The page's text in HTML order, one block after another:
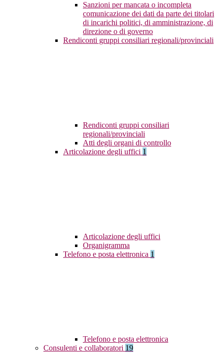
Sanzioni per mancata o incompleta
comunicazione dei dati da parte dei titolari
di incarichi politici, di amministrazione, di
direzione o di governo
Rendiconti gruppi consiliari regionali/provinciali
Rendiconti gruppi consiliari
regionali/provinciali
Atti degli organi di controllo
Articolazione degli uffici 1
Articolazione degli uffici
Organigramma
Telefono e posta elettronica 1
Telefono e posta elettronica
Consulenti e collaboratori 19